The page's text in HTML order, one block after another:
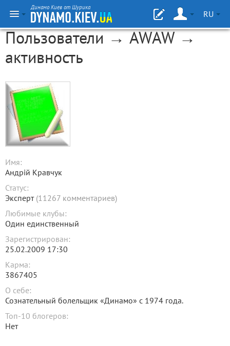
Динамо Киев от Шурика
RU
Пользователи → AWAW →
активность
Имя:
Aндрiй Кравчук
Статус:
Эксперт (11267 комментариев)
Любимые клубы:
Один единственный
Зарегистрирован:
25.02.2009 17:30
Карма:
3867405
О себе:
Сознательный болельщик «Динамо» с 1974 года.
Топ-10 блогеров:
Нет